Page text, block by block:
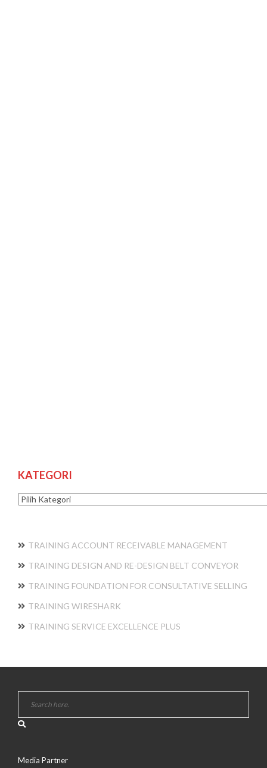
KATEGORI
Kategori
TRAINING ACCOUNT RECEIVABLE MANAGEMENT
TRAINING DESIGN AND RE-DESIGN BELT CONVEYOR
TRAINING FOUNDATION FOR CONSULTATIVE SELLING
TRAINING WIRESHARK
TRAINING SERVICE EXCELLENCE PLUS
Media Partner